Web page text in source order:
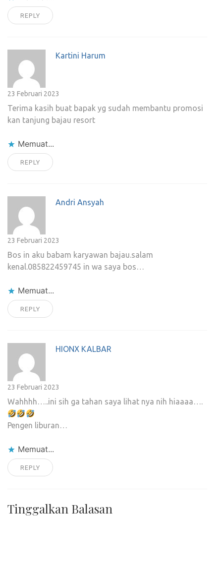
REPLY
Kartini Harum
23 Februari 2023
Terima kasih buat bapak yg sudah membantu promosi
kan tanjung bajau resort
Memuat...
REPLY
Andri Ansyah
23 Februari 2023
Bos in aku babam karyawan bajau.salam
kenal.085822459745 in wa saya bos…
Memuat...
REPLY
HIONX KALBAR
23 Februari 2023
Wahhhh…..ini sih ga tahan saya lihat nya nih hiaaaa….
Pengen liburan…
Memuat...
REPLY
Tinggalkan Balasan